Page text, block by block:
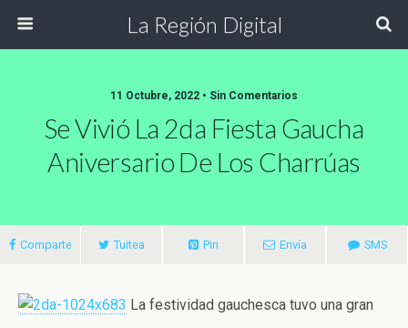
La Región Digital
11 Octubre, 2022 • Sin Comentarios
Se Vivió La 2da Fiesta Gaucha
Aniversario De Los Charrúas
Comparte Tuitea Pin Envía SMS
La festividad gauchesca tuvo una gran